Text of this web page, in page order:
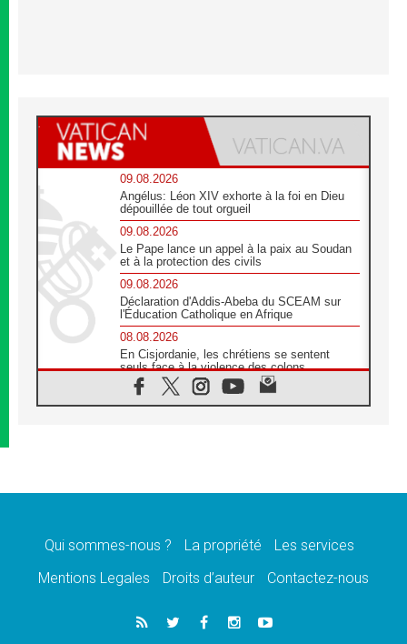
09.08.2026
Angélus: Léon XIV exhorte à la foi en Dieu
dépouillée de tout orgueil
09.08.2026
Le Pape lance un appel à la paix au Soudan
et à la protection des civils
09.08.2026
Déclaration d'Addis-Abeba du SCEAM sur
l'Éducation Catholique en Afrique
08.08.2026
En Cisjordanie, les chrétiens se sentent
seuls face à la violence des colons
08.08.2026
Léon XIV au sanctuaire de Notre Dame du
08.08.2026
08.08.2026
catholiques
Au Bangladesh, l'Église accompagne les
Dalits sur le chemin de la dignité
Qui sommes-nous ? La propriété
Les services
Mentions Legales
Droits d’auteur Contactez-nous